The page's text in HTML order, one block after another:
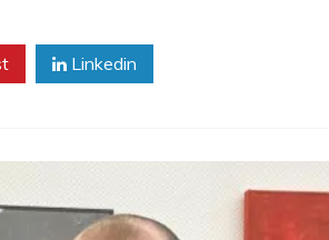
Linkedin